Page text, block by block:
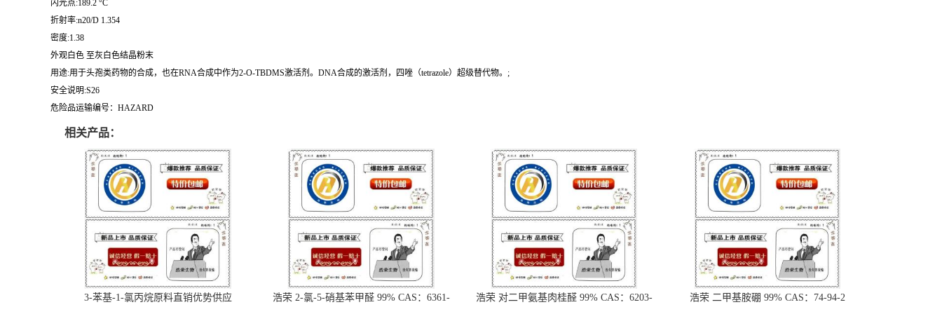
闪光点:189.2 °C
折射率:n20/D 1.354
密度:1.38
外观白色 至灰白色结晶粉末
用途:用于头孢类药物的合成，也在RNA合成中作为2-O-TBDMS激活剂。DNA合成的激活剂，四唑（tetrazole）超级替代物。;
安全说明:S26
危险品运输编号：HAZARD
相关产品：
3-苯基-1-氯丙烷原料直销优势供应
浩荣 2-氯-5-硝基苯甲醛 99% CAS：6361-
浩荣 对二甲氨基肉桂醛 99% CAS：6203-
浩荣 二甲基胺硼 99% CAS：74-94-2